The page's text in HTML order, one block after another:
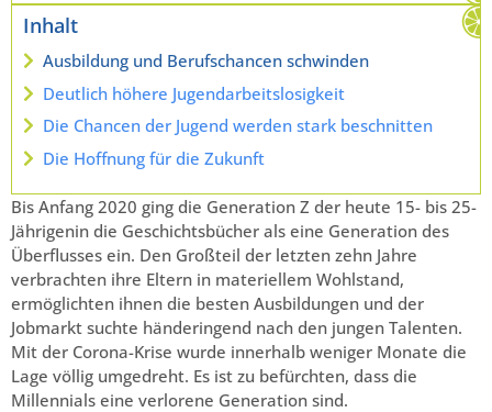
Inhalt
Ausbildung und Berufschancen schwinden
Deutlich höhere Jugendarbeitslosigkeit
Die Chancen der Jugend werden stark beschnitten
Die Hoffnung für die Zukunft
Bis Anfang 2020 ging die Generation Z der heute 15- bis 25-
Jährigenin die Geschichtsbücher als eine Generation des
Überflusses ein. Den Großteil der letzten zehn Jahre
verbrachten ihre Eltern in materiellem Wohlstand,
ermöglichten ihnen die besten Ausbildungen und der
Jobmarkt suchte händeringend nach den jungen Talenten.
Mit der Corona-Krise wurde innerhalb weniger Monate die
Lage völlig umgedreht. Es ist zu befürchten, dass die
Millennials eine verlorene Generation sind.